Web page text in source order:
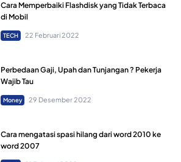
Cara Memperbaiki Flashdisk yang Tidak Terbaca
di Mobil
TECH 22 Februari 2022
Perbedaan Gaji, Upah dan Tunjangan ? Pekerja
Wajib Tau
Money 29 Desember 2022
Cara mengatasi spasi hilang dari word 2010 ke
word 2007